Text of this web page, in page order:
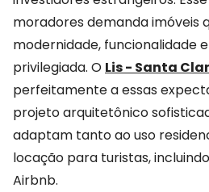
moradores demanda imóveis
modernidade, funcionalidade
privilegiada. O Lis - Santa
perfeitamente a essas
projeto arquitetônico
adaptam tanto ao uso
locação para turistas,
Airbnb.